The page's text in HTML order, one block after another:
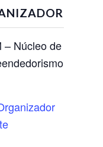
– Núcleo de